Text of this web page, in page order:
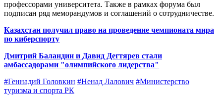
профессорами университета. Также в рамках форума был
подписан ряд меморандумов и соглашений о сотрудничестве.
Казахстан получил право на проведение чемпионата мира
по киберспорту
Дмитрий Баландин и Давид Дегтярев стали
амбассадорами "олимпийского лидерства"
#Геннадий Головкин #Ненад Лалович #Министерство
туризма и спорта РК